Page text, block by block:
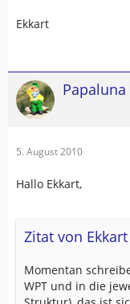
Ekkart
Papaluna
5. August 2010
Hallo Ekkart,
Zitat von Ekkart
Momentan
WPT und in die